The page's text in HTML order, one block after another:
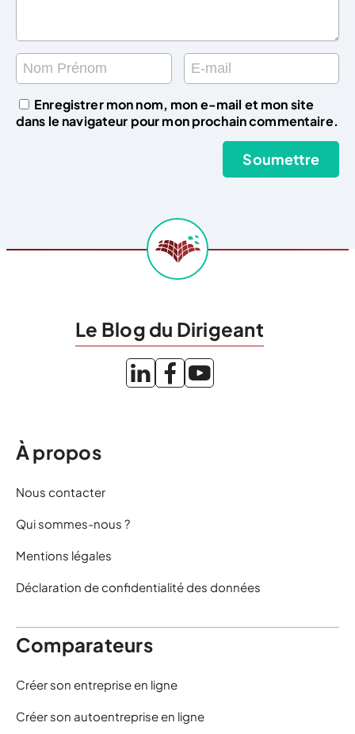
Enregistrer mon nom, mon e-mail et mon site
dans le navigateur pour mon prochain commentaire.
Le Blog du Dirigeant
À propos
Nous contacter
Qui sommes-nous ?
Mentions légales
Déclaration de confidentialité des données
Comparateurs
Créer son entreprise en ligne
Créer son autoentreprise en ligne